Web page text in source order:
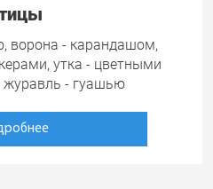
ворона - карандашом,
утка - цветными
- гуашью